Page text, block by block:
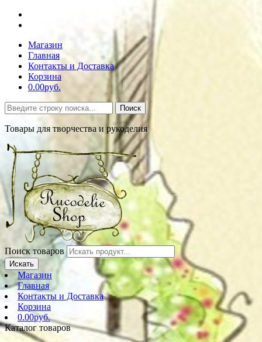
Магазин
Главная
Контакты и Доставка
Корзина
0.00руб.
Поиск
Товары для творчества и рукоделия
Поиск товаров
Искать
Магазин
Главная
Контакты и Доставка
Корзина
0.00руб.
Каталог товаров